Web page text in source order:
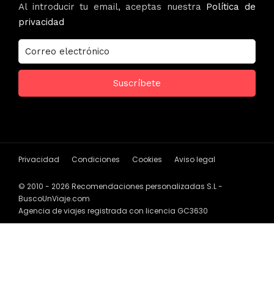
Al introducir tu email, aceptas nuestra Política de
privacidad
Privacidad Condiciones Cookies Aviso legal
© 2010 - 2026 Recomendaciones personalizadas S.L -
BuscoUnViaje.com
Agencia de viajes registrada con licencia GC3630